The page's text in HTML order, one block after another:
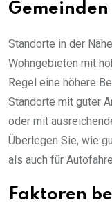
Gemeinden
Standorte in der
Wohngebieten mit
Regel eine höhere
Standorte mit guter
oder mit
Überlegen Sie, wie
als auch für
Faktoren